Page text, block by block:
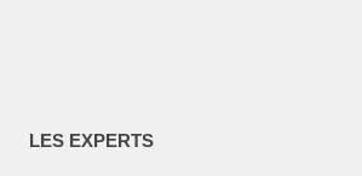
LES EXPERTS